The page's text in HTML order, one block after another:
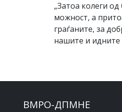
„Затоа колеги
можност, а
граѓаните, за
нашите и идните
ВМРО-ДПМНЕ